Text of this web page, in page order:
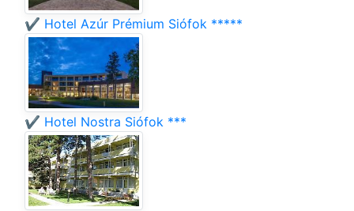
✔️ Hotel Azúr Prémium Siófok *****
✔️ Hotel Nostra Siófok ***